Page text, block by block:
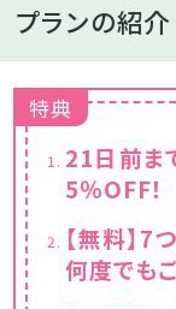
プランの紹介
特典
21日前ま
5％OFF！
す。
【無料】
何度でも